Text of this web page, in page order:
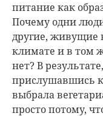
питание как
Почему одни
другие, живущие
климате и в том
нет? В результате,
прислушавшись к
выбрала
просто потому,